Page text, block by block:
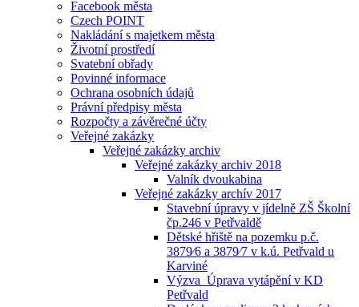
Facebook města
Czech POINT
Nakládání s majetkem města
Životní prostředí
Svatební obřady
Povinné informace
Ochrana osobních údajů
Právní předpisy města
Rozpočty a závěrečné účty
Veřejné zakázky
Veřejné zakázky archiv
Veřejné zakázky archiv 2018
Valník dvoukabina
Veřejné zakázky archív 2017
Stavební úpravy v jídelně ZŠ Školní
čp.246 v Petřvaldě
Dětské hřiště na pozemku p.č.
3879⁄6 a 3879⁄7 v k.ú. Petřvald u
Karviné
Výzva_Úprava vytápění v KD
Petřvald